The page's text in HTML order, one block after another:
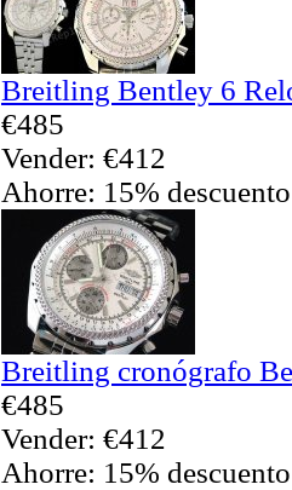
Breitling Bentley 6
€485
Vender: €412
Ahorre: 15% descuento
Breitling cronógrafo
€485
Vender: €412
Ahorre: 15% descuento